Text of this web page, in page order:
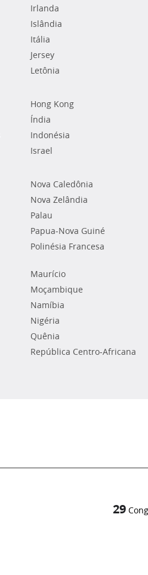
Irlanda
Islândia
Itália
Jersey
Letônia
Hong Kong
Índia
Indonésia
Israel
Nova Caledônia
Nova Zelândia
Palau
Papua-Nova Guiné
Polinésia Francesa
Maurício
Moçambique
Namíbia
Nigéria
Quênia
República Centro-Africana
29